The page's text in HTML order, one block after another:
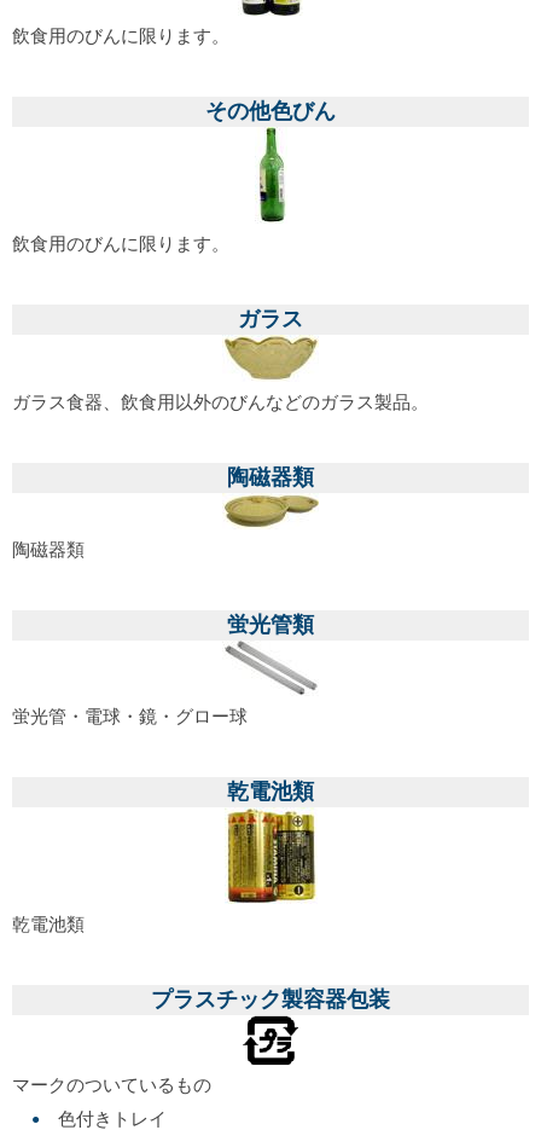
飲食用のびんに限ります。
その他色びん
飲食用のびんに限ります。
ガラス
ガラス食器、飲食用以外のびんなどのガラス製品。
陶磁器類
陶磁器類
蛍光管類
蛍光管・電球・鏡・グロー球
乾電池類
乾電池類
プラスチック製容器包装
マークのついているもの
色付きトレイ